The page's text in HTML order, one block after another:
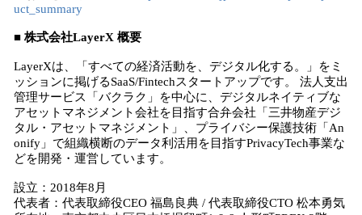
uct_summary
■ 株式会社LayerX 概要
LayerXは、「すべての経済活動を、デジタル化する。」をミ
ッションに掲げるSaaS/Fintechスタートアップです。 法人支出
管理サービス「バクラク」を中心に、デジタルネイティブな
アセットマネジメント会社を目指す合弁会社「三井物産デジ
タル・アセットマネジメント」、プライバシー保護技術「An
onify」で組織横断のデータ利活用を目指すPrivacyTech事業な
どを開発・運営しています。
設立：2018年8月
代表者：代表取締役CEO 福島良典 / 代表取締役CTO 松本勇気